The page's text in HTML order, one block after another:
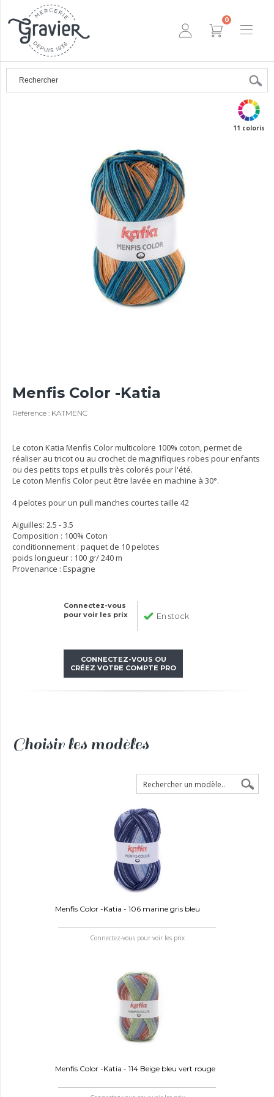
0
11 coloris
Menfis Color -Katia
Référence : KATMENC
Le coton Katia Menfis Color multicolore 100% coton, permet de
réaliser au tricot ou au crochet de magnifiques robes pour enfants
ou des petits tops et pulls très colorés pour l'été.
Le coton Menfis Color peut être lavée en machine à 30°.
4 pelotes pour un pull manches courtes taille 42
Aiguilles: 2.5 - 3.5
Composition : 100% Coton
conditionnement : paquet de 10 pelotes
poids longueur : 100 gr/ 240 m
Provenance : Espagne
Connectez-vous
pour voir les prix
En stock
CONNECTEZ-VOUS OU
CRÉEZ VOTRE COMPTE PRO
Choisir les modèles
Menfis Color -Katia - 106 marine gris bleu
Connectez-vous pour voir les prix
Menfis Color -Katia - 114 Beige bleu vert rouge